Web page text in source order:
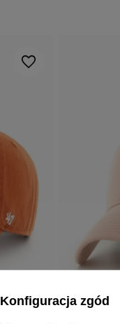
Konfiguracja zgód